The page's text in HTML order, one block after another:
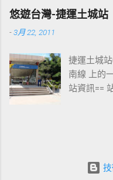
等候的標
運西門站
站 ] - [ 龍
善導寺站 ]
忠孝敦化
悠遊台灣-捷運土城站
-3月 22, 2011
捷運土城
南線 上的
站資訊==
站 ] ---->
寺站 ] - [